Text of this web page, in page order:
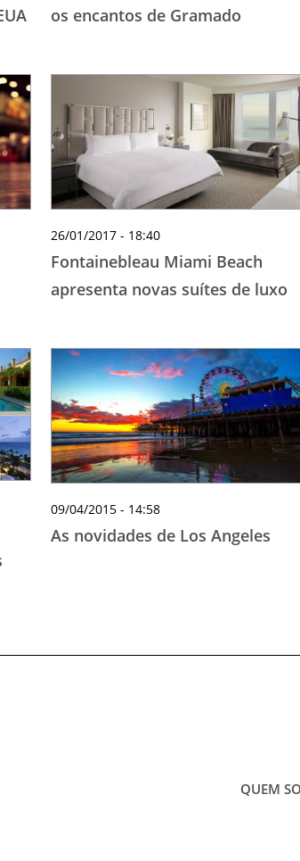
os encantos de Gramado
26/01/2017 - 18:40
Fontainebleau Miami Beach
apresenta novas suítes de luxo
09/04/2015 - 14:58
As novidades de Los Angeles
QUEM